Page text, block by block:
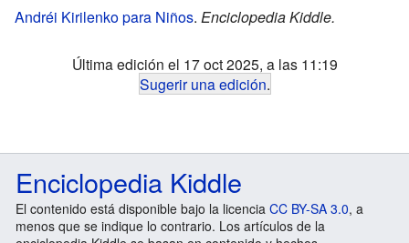
Andréi Kirilenko para Niños. Enciclopedia Kiddle.
Última edición el 17 oct 2025, a las 11:19
Sugerir una edición.
Enciclopedia Kiddle
El contenido está disponible bajo la licencia CC BY-SA 3.0, a
menos que se indique lo contrario. Los artículos de la